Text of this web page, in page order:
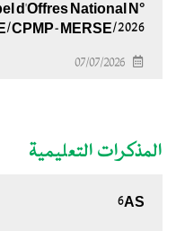
d'Offres National N°
CPMP-MERSE/2026
07/07/2026
المذكرات التعليمية
6AS